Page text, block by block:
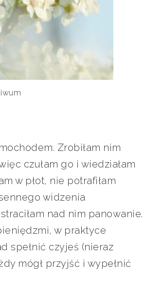
Zrobiłam nim
czułam go i wiedziałam
w płot, nie potrafiłam
widzenia
nad nim panowanie.
w praktyce
spełnić czyjeś (nieraz
mógł przyjść i wypełnić